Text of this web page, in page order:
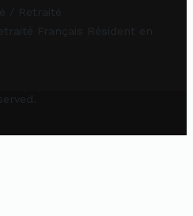
/ Retraité
Français Résident en